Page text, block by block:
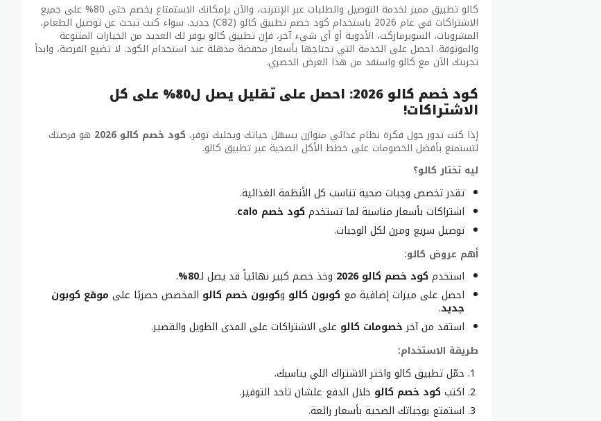
كالو تطبيق مميز لخدمة التوصيل والطلبات عبر الإنترنت، والآن بإمكانك الاستمتاع بخصم حتى 80% على جميع
الاشتراكات في عام 2026 باستخدام كود خصم تطبيق كالو (C82) جديد. سواء كنت تبحث عن توصيل الطعام،
المشروبات، السوبرماركت، الأدوية أو أي شيء آخر، فإن تطبيق كالو يوفر لك العديد من الخيارات المتنوعة
والموثوقة. احصل على الخدمة التي تحتاجها بأسعار مخفضة مذهلة عند استخدام الكود. لا تضيع الفرصة، وابدأ
تجربتك الآن مع كالو واستفد من هذا العرض الحصري.
كود خصم كالو 2026: احصل على تقليل يصل ل80% على كل
الاشتراكات!
إذا كنت تدور حول فكرة نظام غذائي متوازن يسهل حياتك ويخليك توفر، كود خصم كالو 2026 هو فرصتك
لتستمتع بأفضل الخصومات على خطط الأكل الصحية عبر تطبيق كالو.
ليه تختار كالو؟
تقدر تخصص وجبات صحية تناسب كل الأنظمة الغذائية.
اشتراكات بأسعار مناسبة لما تستخدم كود خصم calo
.
توصيل سريع ومرن لكل الوجبات.
أهم عروض كالو:
استخدم كود خصم كالو 2026 وخذ خصم كبير نهائياً قد يصل لـ80%
.
احصل على ميزات إضافية مع كوبون كالو وكوبون خصم كالو المخصص حصريًا على موقع كوبون
جديد.
استفد من آخرخصومات كالو على الاشتراكات على المدى الطويل والقصير.
طريقة الاستخدام:
حمّل تطبيق كالو واختر الاشتراك اللي يناسبك.
اكتب كود خصم كالو خلال الدفع علشان تاخد التوفير.
استمتع بوجباتك الصحية بأسعار رائعة.